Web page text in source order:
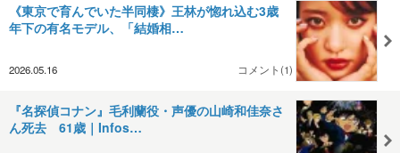
《東京で育んでいた半同棲》王林が惚れ込む3歳
年下の有名モデル、「結婚相…
2026.05.16 コメント(1)
『名探偵コナン』毛利蘭役・声優の山崎和佳奈さ
ん死去 61歳｜Infos…